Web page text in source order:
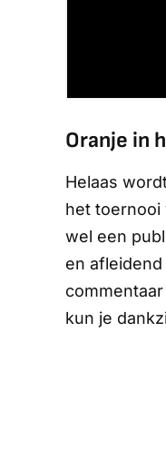
Oranje in
Helaas
het toernooi
wel een
en
kun je